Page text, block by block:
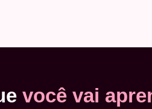
você vai